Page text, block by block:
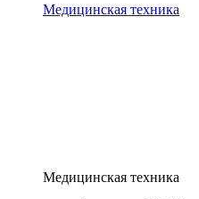
Медицинская техника
Медицинская техника